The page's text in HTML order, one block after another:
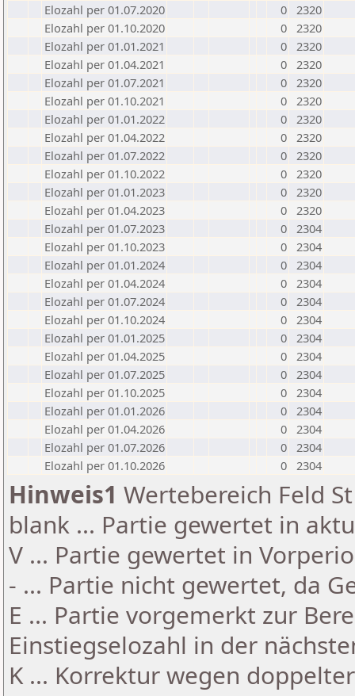
Elozahl per 01.07.2020
0 2320
Elozahl per 01.10.2020
0 2320
Elozahl per 01.01.2021
0 2320
Elozahl per 01.04.2021
0 2320
Elozahl per 01.07.2021
0 2320
Elozahl per 01.10.2021
0 2320
Elozahl per 01.01.2022
0 2320
Elozahl per 01.04.2022
0 2320
Elozahl per 01.07.2022
0 2320
Elozahl per 01.10.2022
0 2320
Elozahl per 01.01.2023
0 2320
Elozahl per 01.04.2023
0 2320
Elozahl per 01.07.2023
0 2304
Elozahl per 01.10.2023
0 2304
Elozahl per 01.01.2024
0 2304
Elozahl per 01.04.2024
0 2304
Elozahl per 01.07.2024
0 2304
Elozahl per 01.10.2024
0 2304
Elozahl per 01.01.2025
0 2304
Elozahl per 01.04.2025
0 2304
Elozahl per 01.07.2025
0 2304
Elozahl per 01.10.2025
0 2304
Elozahl per 01.01.2026
0 2304
Elozahl per 01.04.2026
0 2304
Elozahl per 01.07.2026
0 2304
Elozahl per 01.10.2026
0 2304
Hinweis1 Wertebereich Feld
blank ... Partie gewertet in
V ... Partie gewertet in
- ... Partie nicht gewertet, da
E ... Partie vorgemerkt zur
Einstiegselozahl in der
K ... Korrektur wegen